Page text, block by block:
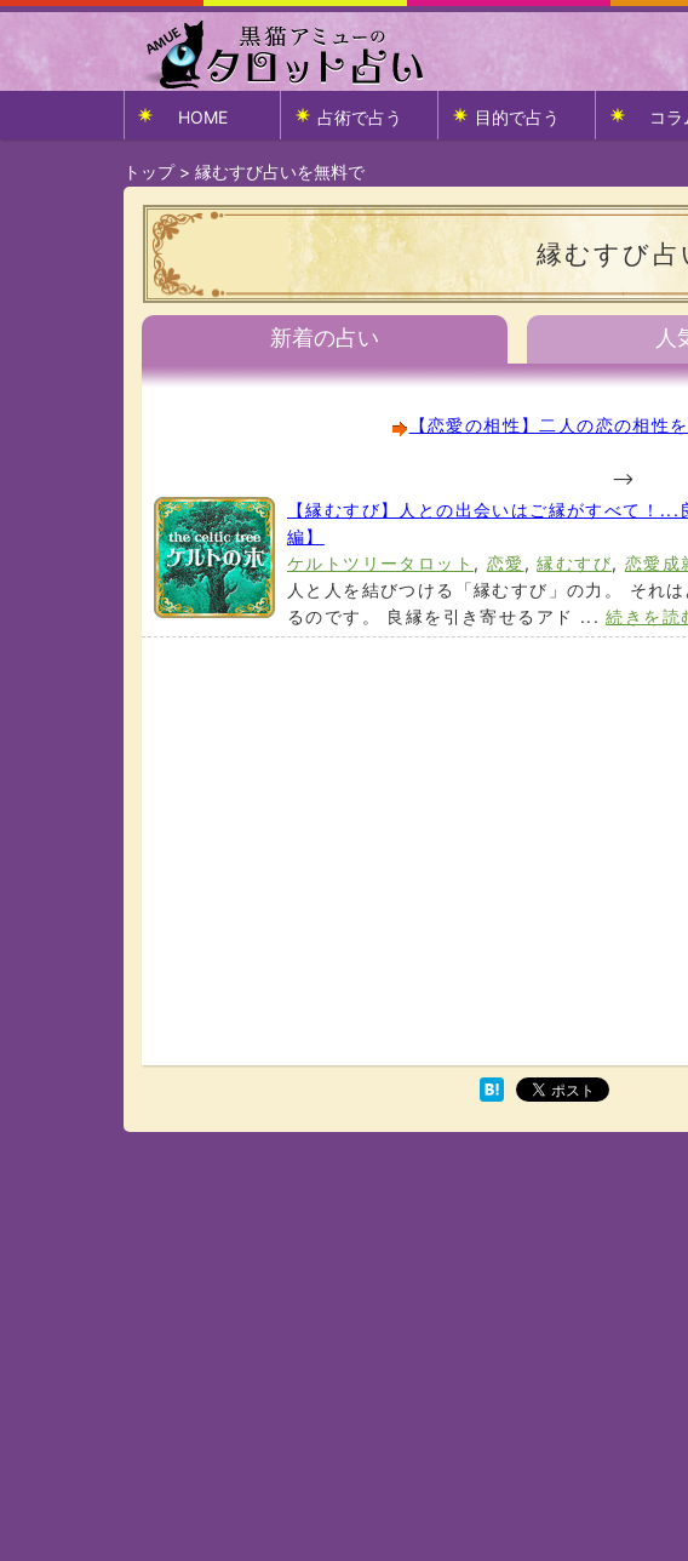
HOME 占術で占う 目的で占う コラ
トップ> 縁むすび占いを無料で
縁むすび占
新着の占い 人
【恋愛の相性】二人の恋の相性
-->
【縁むすび】人との出会いはご縁がすべて！
編】
ケルトツリータロット , 恋愛 ,縁むすび, 恋愛成
人と人を結びつける「縁むすび」の力。 それ
るのです。 良縁を引き寄せるアド ...続きを読